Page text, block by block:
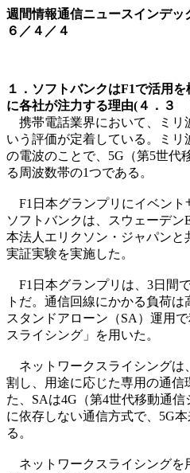
週間情報通信ニュースインデッ
６／４／４
１．ソフトバンクはF1で活用
に各社が注力する理由(４．３
携帯電話業界において、ミリ
いう評価が定着している。ミリ
の電波のことで、5G（第5世代
る周波数帯の1つである。
F1日本グランプリにイベント
ソフトバンクは、スウェーデン
本法人エリクソン・ジャパンと
実証実験を実施した。
F1日本グランプリは、3日間
トだ。通信回線にかかる負荷
スタンドアローン（SA）運用
スライシング」を用いた。
ネットワークスライシングは
割し、用途に応じた専用の通信
た、SAは4G（第4世代移動通
に依存しない通信方式で、5G
る。
ネットワークスライシングを